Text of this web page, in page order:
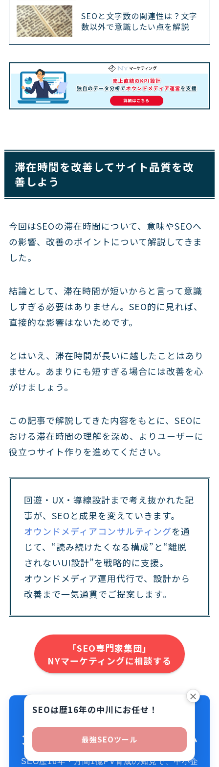
SEOと文字数の関連性は？文字
数以外で意識したい点を解説
滞在時間を改善してサイト品質を改
善しよう
今回はSEOの滞在時間について、意味やSEOへ
の影響、改善のポイントについて解説してきま
した。
結論として、滞在時間が短いからと言って意識
しすぎる必要はありません。SEO的に見れば、
直接的な影響はないためです。
とはいえ、滞在時間が長いに越したことはあり
ません。あまりにも短すぎる場合には改善を心
がけましょう。
この記事で解説してきた内容をもとに、SEOに
おける滞在時間の理解を深め、よりユーザーに
役立つサイト作りを進めてください。
回遊・UX・導線設計まで考え抜かれた記
事が、SEOと成果を変えていきます。
オウンドメディアコンサルティングを通
じて、“読み続けたくなる構成”と“離脱
されないUI設計”を戦略的に支援。
オウンドメディア運用代行で、設計から
改善まで一気通貫でご提案します。
「SEO専門家集団」
NYマーケティングに相談する
SEOのお悩み、NYマーケティ
ングにまとめてご相談ください
SEO歴16年・月間1億PV育成の知見で、中小企
×
SEOは歴16年の中川にお任せ！
最強SEOツール